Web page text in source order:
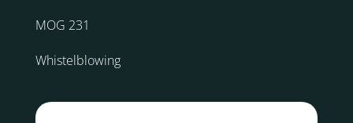
MOG 231
Whistelblowing